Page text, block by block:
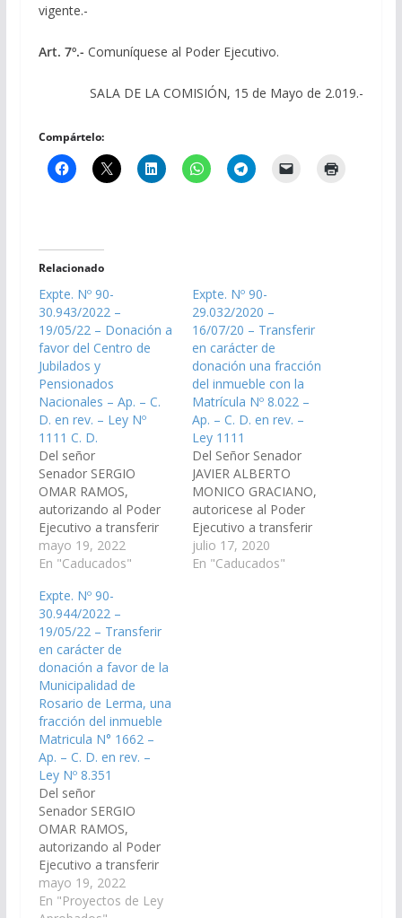
vigente.-
Art. 7º.- Comuníquese al Poder Ejecutivo.
SALA DE LA COMISIÓN, 15 de Mayo de 2.019.-
Compártelo:
Relacionado
Expte. Nº 90-
30.943/2022 –
19/05/22 – Donación a
favor del Centro de
Jubilados y
Pensionados
Nacionales – Ap. – C.
D. en rev. – Ley Nº
1111 C. D.
Del señor
Senador SERGIO
OMAR RAMOS,
autorizando al Poder
Ejecutivo a transferir
en carácter de
donación a favor del
Pensionados
Nacionales, la fracción
que actualmente
ocupa el inmueble
Matricula N° 408, del
departamento de
Rosario de Lerma, con
el cargo a ser
destinado
exclusivamente al
funcionamiento de…
mayo 19, 2022
En "Caducados"
Expte. Nº 90-
29.032/2020 –
16/07/20 – Transferir
en carácter de
donación una fracción
del inmueble con la
Matrícula Nº 8.022 –
Ap. – C. D. en rev. –
Ley 1111
Del Señor Senador
JAVIER ALBERTO
MONICO GRACIANO,
autoricese al Poder
Ejecutivo a transferir
en carácter de
donación una fracción
julio 17, 2020
En "Caducados"
Expte. Nº 90-
30.944/2022 –
19/05/22 – Transferir
en carácter de
donación a favor de la
Municipalidad de
Rosario de Lerma, una
fracción del inmueble
Matricula N° 1662 –
Ap. – C. D. en rev. –
Ley Nº 8.351
Del señor
Senador SERGIO
OMAR RAMOS,
autorizando al Poder
Ejecutivo a transferir
en carácter de
donación a favor de la
mayo 19, 2022
En "Proyectos de Ley